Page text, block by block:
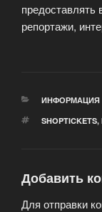
предоставлять
репортажи,
РУБРИКИ
ИНФОРМАЦИЯ
МЕТКИ
SHOPTICKETS,
Добавить
Для отправки